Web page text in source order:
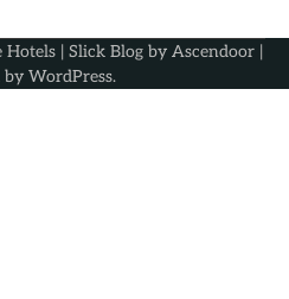
Hotels| Slick Blog by Ascendoor|
by WordPress.